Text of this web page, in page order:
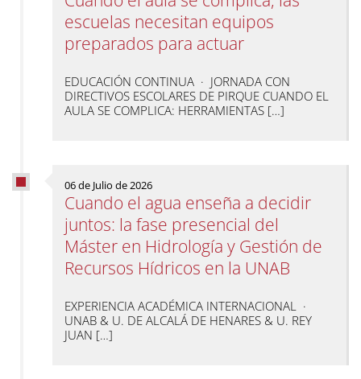
escuelas necesitan equipos
preparados para actuar
EDUCACIÓN CONTINUA · JORNADA CON
DIRECTIVOS ESCOLARES DE PIRQUE CUANDO EL
AULA SE COMPLICA: HERRAMIENTAS […]
06 de Julio de 2026
Cuando el agua enseña a decidir
juntos: la fase presencial del
Máster en Hidrología y Gestión de
Recursos Hídricos en la UNAB
EXPERIENCIA ACADÉMICA INTERNACIONAL ·
UNAB & U. DE ALCALÁ DE HENARES & U. REY
JUAN […]